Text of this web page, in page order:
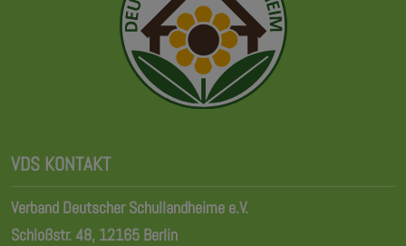
VDS KONTAKT
Verband Deutscher Schullandheime e.V.
Schloßstr. 48, 12165 Berlin